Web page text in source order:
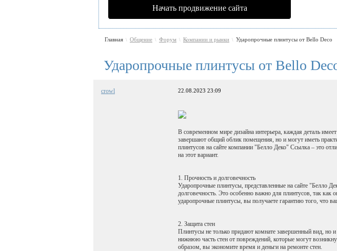
Начать продвижение сайта
Главная \ Общение \ Форум \ Компании и рынки \ Ударопрочные плинтусы от Bello Deco
Ударопрочные плинтусы от Bello
crowl 22.08.2023 23:09
В современном мире дизайна интерьера, каждая деталь
завершают общий облик помещения, но и могут иметь
плинтусов на сайте компании "Белло Деко" Ссылка – это
на этот вариант.
1. Прочность и долговечность
Ударопрочные плинтусы, представленные на сайте "Белло
долговечность. Это особенно важно для плинтусов, так
ударопрочные плинтусы, вы получаете гарантию того, что
2. Защита стен
Плинтусы не только придают комнате завершенный вид,
нижнюю часть стен от повреждений, которые могут
образом, вы экономите время и деньги на ремонте стен.